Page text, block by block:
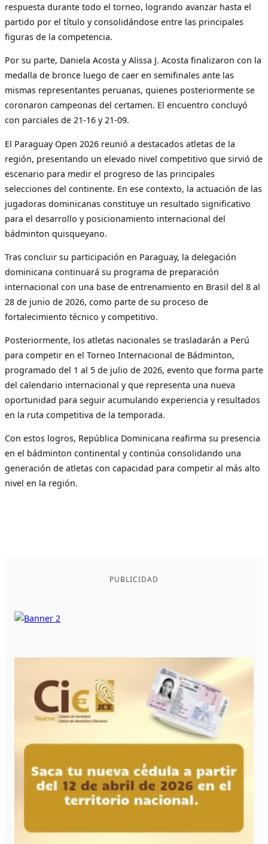
respuesta durante todo el torneo, logrando avanzar hasta el
partido por el título y consolidándose entre las principales
figuras de la competencia.
Por su parte, Daniela Acosta y Alissa J. Acosta finalizaron con la
medalla de bronce luego de caer en semifinales ante las
mismas representantes peruanas, quienes posteriormente se
coronaron campeonas del certamen. El encuentro concluyó
con parciales de 21-16 y 21-09.
El Paraguay Open 2026 reunió a destacados atletas de la
región, presentando un elevado nivel competitivo que sirvió de
escenario para medir el progreso de las principales
selecciones del continente. En ese contexto, la actuación de las
jugadoras dominicanas constituye un resultado significativo
para el desarrollo y posicionamiento internacional del
bádminton quisqueyano.
Tras concluir su participación en Paraguay, la delegación
dominicana continuará su programa de preparación
internacional con una base de entrenamiento en Brasil del 8 al
28 de junio de 2026, como parte de su proceso de
fortalecimiento técnico y competitivo.
Posteriormente, los atletas nacionales se trasladarán a Perú
para competir en el Torneo Internacional de Bádminton,
programado del 1 al 5 de julio de 2026, evento que forma parte
del calendario internacional y que representa una nueva
oportunidad para seguir acumulando experiencia y resultados
en la ruta competitiva de la temporada.
Con estos logros, República Dominicana reafirma su presencia
en el bádminton continental y continúa consolidando una
generación de atletas con capacidad para competir al más alto
nivel en la región.
PUBLICIDAD